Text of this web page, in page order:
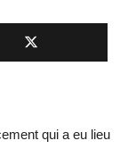
qui a eu lieu